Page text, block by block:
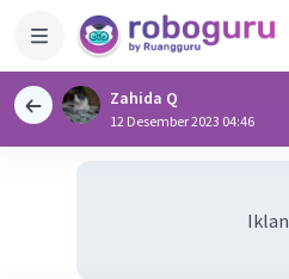
Zahida Q
12 Desember 2023 04:46
Iklan